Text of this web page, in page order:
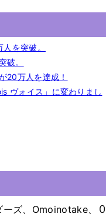
を突破。
。
20万人を達成！
ヴォイス」に変わりまし
ーズ、Omoinotake、
0